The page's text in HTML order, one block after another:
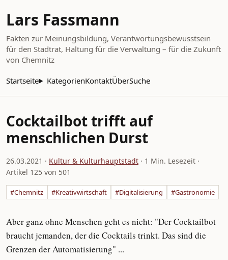
Lars Fassmann
Fakten zur Meinungsbildung, Verantwortungsbewusstsein
für den Stadtrat, Haltung für die Verwaltung – für die Zukunft
von Chemnitz
Startseite KategorienKontaktÜberSuche
Cocktailbot trifft auf
menschlichen Durst
26.03.2021 · Kultur & Kulturhauptstadt · 1 Min. Lesezeit ·
Artikel 125 von 501
#Chemnitz #Kreativwirtschaft #Digitalisierung #Gastronomie
Aber ganz ohne Menschen geht es nicht: "Der Cocktailbot
braucht jemanden, der die Cocktails trinkt. Das sind die
Grenzen der Automatisierung" ...